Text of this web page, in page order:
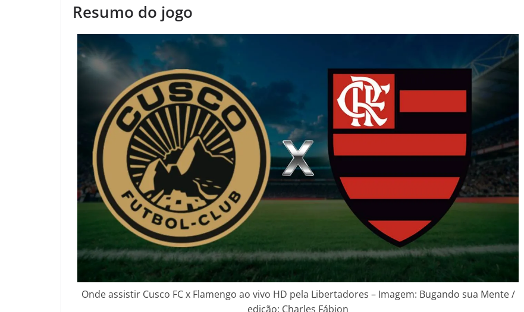
p
m
k
s
Resumo do jogo
Onde assistir Cusco FC x Flamengo ao vivo HD pela Libertadores – Imagem: Bugando sua Mente /
edição: Charles Fábion